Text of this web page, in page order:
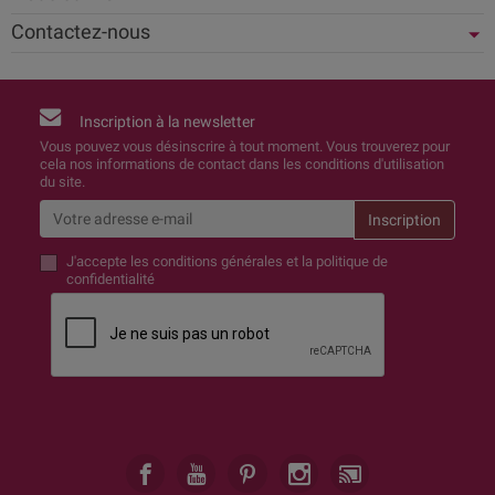
Contactez-nous
Inscription à la newsletter
Vous pouvez vous désinscrire à tout moment. Vous trouverez pour
cela nos informations de contact dans les conditions d'utilisation
du site.
J'accepte les conditions générales et la politique de
confidentialité